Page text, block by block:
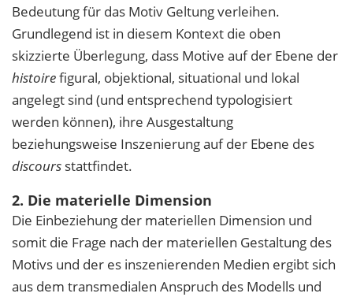
Bedeutung für das Motiv Geltung verleihen.
Grundlegend ist in diesem Kontext die oben
skizzierte Überlegung, dass Motive auf der Ebene der
histoirefigural, objektional, situational und lokal
angelegt sind (und entsprechend typologisiert
werden können), ihre Ausgestaltung
beziehungsweise Inszenierung auf der Ebene des
discours stattfindet.
2. Die materielle Dimension
Die Einbeziehung der materiellen Dimension und
somit die Frage nach der materiellen Gestaltung des
Motivs und der es inszenierenden Medien ergibt sich
aus dem transmedialen Anspruch des Modells und